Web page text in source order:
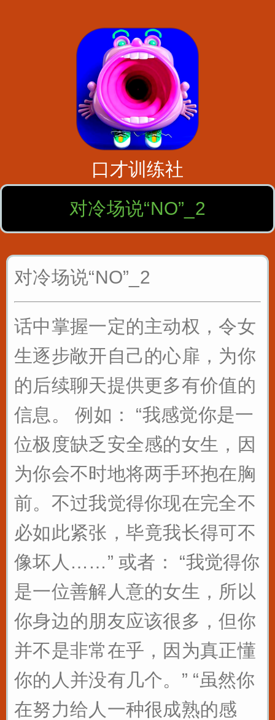
口才训练社
对冷场说“NO”_2
对冷场说“NO”_2
话中掌握一定的主动权，令女
生逐步敞开自己的心扉，为你
的后续聊天提供更多有价值的
信息。 例如： “我感觉你是一
位极度缺乏安全感的女生，因
为你会不时地将两手环抱在胸
前。不过我觉得你现在完全不
必如此紧张，毕竟我长得可不
像坏人……” 或者： “我觉得你
是一位善解人意的女生，所以
你身边的朋友应该很多，但你
并不是非常在乎，因为真正懂
你的人并没有几个。” “虽然你
在努力给人一种很成熟的感